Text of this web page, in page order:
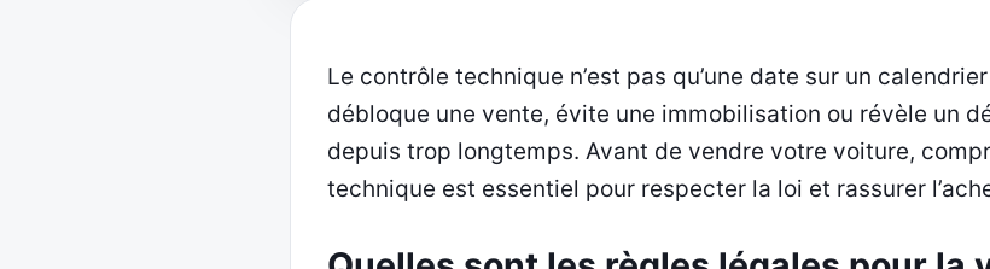
Le contrôle technique n’est pas qu’une date sur un
débloque une vente, évite une immobilisation ou révèle un
depuis trop longtemps. Avant de vendre votre voiture,
technique est essentiel pour respecter la loi et rassurer